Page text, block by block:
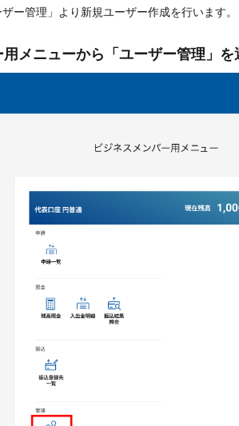
ー管理」より新規ユーザー作成を行います。
メニューから「ユーザー管理」を